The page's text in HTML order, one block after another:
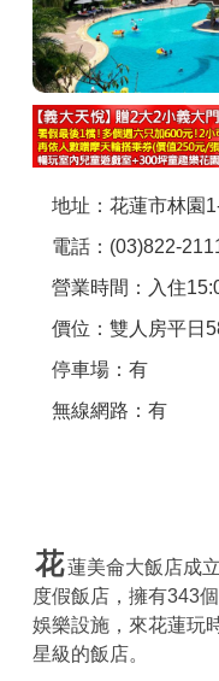
聯絡我們
APP下載
地址：花蓮市林園
電話：(03)822-
營業時間：入住
價位：雙人房平日
停車場：有
無線網路：有
花蓮美侖大飯店成
度假飯店，擁有343
娛樂設施，來花蓮玩
星級的飯店。